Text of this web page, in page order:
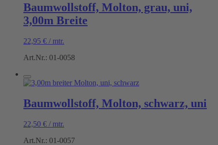
Baumwollstoff, Molton, grau, uni,
3,00m Breite
22,95 € / mtr.
Art.Nr.: 01-0058
Baumwollstoff, Molton, schwarz, uni
22,50 € / mtr.
Art.Nr.: 01-0057